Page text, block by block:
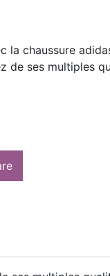
la chaussure
de ses multiples